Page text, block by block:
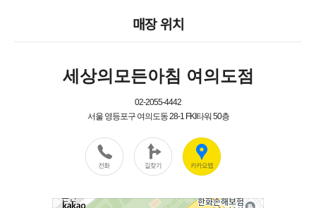
매장 위치